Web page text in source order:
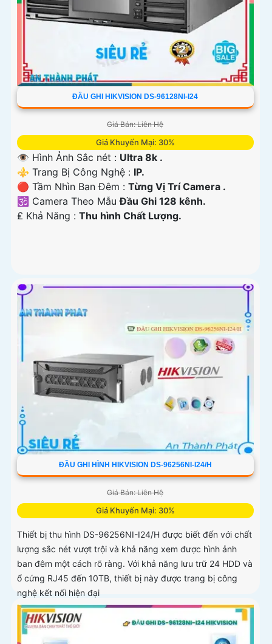
ĐẦU GHI HIKVISION DS-96128NI-I24
Giá Bán: Liên Hệ
Giá Khuyến Mại: 30%
👁 Hình Ảnh Sắc nét : Ultra 8k .
⚜️ Trang Bị Công Nghệ : IP.
🔴 Tầm Nhìn Ban Đêm : Từng Vị Trí Camera .
🕉️ Camera Theo MẫuĐầu Ghi 128 kênh.
️₤ Khả Năng : Thu hình Chất Lượng.
ĐẦU GHI HÌNH HIKVISION DS-96256NI-I24/H
Giá Bán: Liên Hệ
Giá Khuyến Mại: 30%
Thiết bị thu hình DS-96256NI-I24/H được biết đến với chất
lượng sắc nét vượt trội và khả năng xem được hình ảnh
ban đêm một cách rõ ràng. Với khả năng lưu trữ 24 HDD và
ổ cứng RJ45 đến 10TB, thiết bị này được trang bị công
nghệ kết nối hiện đại